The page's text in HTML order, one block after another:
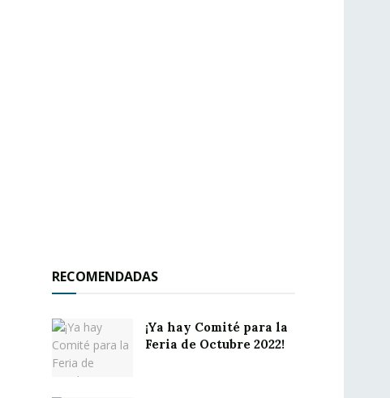
RECOMENDADAS
¡Ya hay Comité para la
Feria de Octubre 2022!